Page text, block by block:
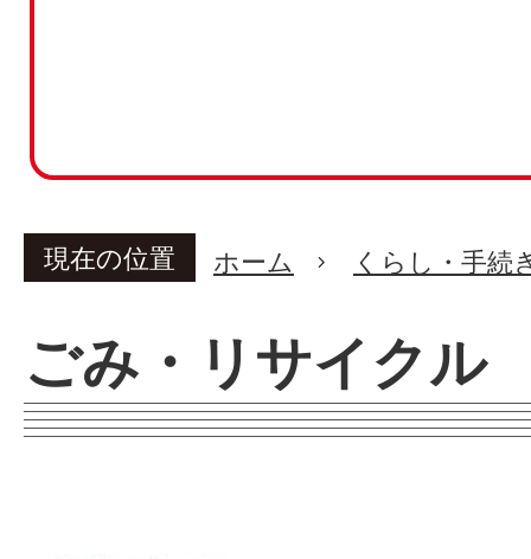
現在の位置 ホーム くらし・手続
ごみ・リサイクル